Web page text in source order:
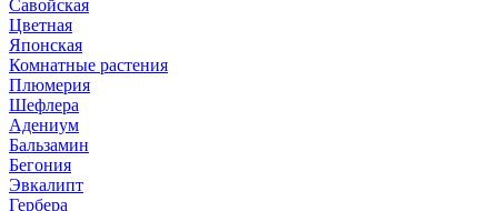
Савойская
Цветная
Японская
Комнатные растения
Плюмерия
Шефлера
Адениум
Бальзамин
Бегония
Эвкалипт
Гербера